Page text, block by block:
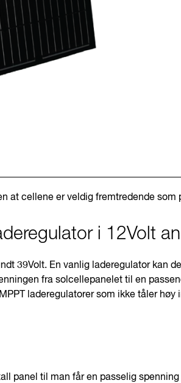
at cellene er veldig fremtredende som
i 12Volt
39Volt. En vanlig laderegulator kan
fra solcellepanelet til en
laderegulatorer som ikke tåler
panel til man får en passelig